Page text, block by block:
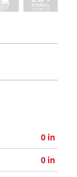
0 in
0 in